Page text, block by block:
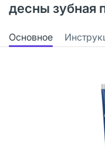
десны зубная
Основное